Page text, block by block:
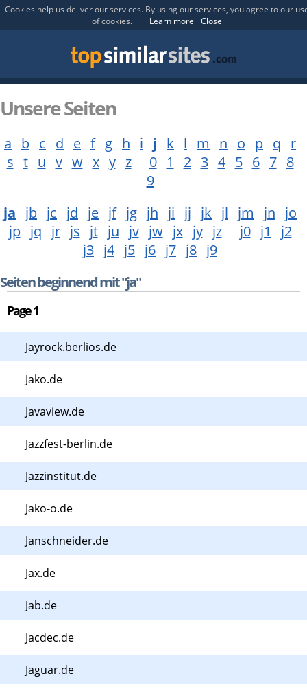
Cookies help us deliver our services. By using our services, you agree to our
of cookies.
Learn more Close
Unsere Seiten
a b c d e f g h i j k l m n o p q r
s t u v w x y z 0 1 2 3 4 5 6 7 8
9
ja jb jc jd je jf jg jh ji jj jk jl jm jn jo
jp jq jr js jt ju jv jw jx jy jz j0 j1
j2
j3 j4 j5 j6 j7 j8 j9
Seiten beginnend mit "ja"
Page 1
Jayrock.berlios.de
Jako.de
Javaview.de
Jazzfest-berlin.de
Jazzinstitut.de
Jako-o.de
Janschneider.de
Jax.de
Jab.de
Jacdec.de
Jaguar.de